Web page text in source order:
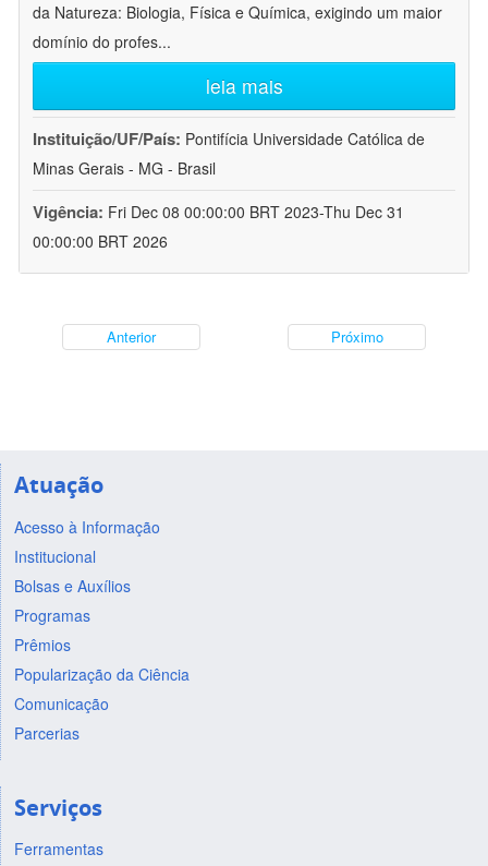
da Natureza: Biologia, Física e Química, exigindo um maior
domínio do profes...
leia mais
Instituição/UF/País: Pontifícia Universidade Católica de
Minas Gerais - MG - Brasil
Vigência: Fri Dec 08 00:00:00 BRT 2023-Thu Dec 31
00:00:00 BRT 2026
Anterior Próximo
Atuação
Acesso à Informação
Institucional
Bolsas e Auxílios
Programas
Prêmios
Popularização da Ciência
Comunicação
Parcerias
Serviços
Ferramentas